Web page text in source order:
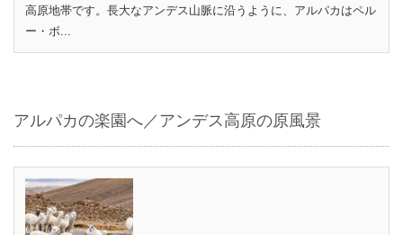
高原地帯です。長大なアンデス山脈に沿うように、アルパカはペル
ー・ボ...
アルパカの楽園へ／アンデス高原の原風景